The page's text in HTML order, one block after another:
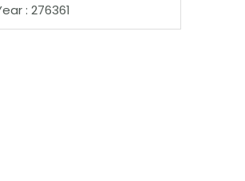
: 276361